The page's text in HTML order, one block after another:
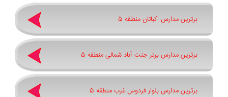
برترین مدارس اکباتان منطقه 5
برترین مدارس برتر جنت آباد شمالی منطقه 5
برترین مدارس بلوار فردوس غرب منطقه 5